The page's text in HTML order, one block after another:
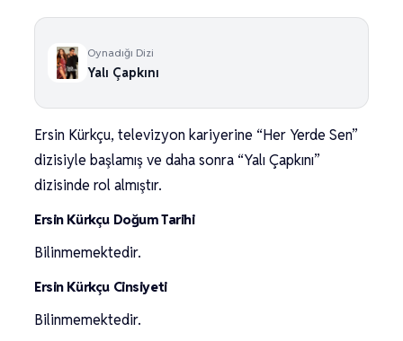
Oynadığı Dizi
Yalı Çapkını
Ersin Kürkçu, televizyon kariyerine “Her Yerde Sen”
dizisiyle başlamış ve daha sonra “Yalı Çapkını”
dizisinde rol almıştır.
Ersin Kürkçu Doğum Tarihi
Bilinmemektedir.
Ersin Kürkçu Cinsiyeti
Bilinmemektedir.